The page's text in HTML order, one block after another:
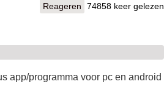
Reageren 74858 keer gelezen
app/programma voor pc en android